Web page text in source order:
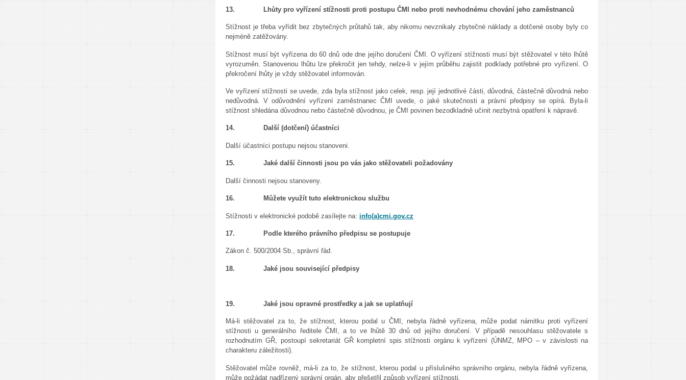
13. Lhůty pro vyřízení stížnosti proti postupu ČMI nebo proti nevhodnému chování jeho zaměstnanců
Stížnost je třeba vyřídit bez zbytečných průtahů tak, aby nikomu nevznikaly zbytečné náklady a dotčené osoby byly co
nejméně zatěžovány.
Stížnost musí být vyřízena do 60 dnů ode dne jejího doručení ČMI. O vyřízení stížnosti musí být stěžovatel v této lhůtě
vyrozuměn. Stanovenou lhůtu lze překročit jen tehdy, nelze-li v jejím průběhu zajistit podklady potřebné pro vyřízení. O
překročení lhůty je vždy stěžovatel informován.
Ve vyřízení stížnosti se uvede, zda byla stížnost jako celek, resp. její jednotlivé části, důvodná, částečně důvodná nebo
nedůvodná. V odůvodnění vyřízení zaměstnanec ČMI uvede, o jaké skutečnosti a právní předpisy se opírá. Byla-li
stížnost shledána důvodnou nebo částečně důvodnou, je ČMI povinen bezodkladně učinit nezbytná opatření k nápravě.
14. Další (dotčení) účastníci
Další účastníci postupu nejsou stanoveni.
15. Jaké další činnosti jsou po vás jako stěžovateli požadovány
Další činnosti nejsou stanoveny.
16. Můžete využít tuto elektronickou službu
Stížnosti v elektronické podobě zasílejte na: info(a)cmi.gov.cz
17. Podle kterého právního předpisu se postupuje
Zákon č. 500/2004 Sb., správní řád.
18. Jaké jsou související předpisy
19. Jaké jsou opravné prostředky a jak se uplatňují
Má-li stěžovatel za to, že stížnost, kterou podal u ČMI, nebyla řádně vyřízena, může podat námitku proti vyřízení
stížnosti u generálního ředitele ČMI, a to ve lhůtě 30 dnů od jejího doručení. V případě nesouhlasu stěžovatele s
rozhodnutím GŘ, postoupí sekretariát GŘ kompletní spis stížnosti orgánu k vyřízení (ÚNMZ, MPO – v závislosti na
charakteru záležitosti).
Stěžovatel může rovněž, má-li za to, že stížnost, kterou podal u příslušného správního orgánu, nebyla řádně vyřízena,
může požádat nadřízený správní orgán, aby přešetřil způsob vyřízení stížnosti.